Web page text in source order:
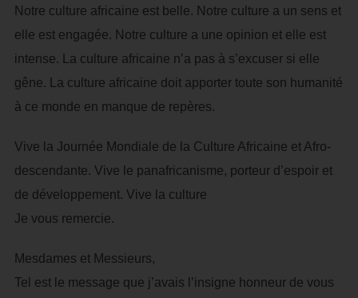
Notre culture africaine est belle. Notre culture a un sens et
elle est engagée. Notre culture a une opinion et elle est
intense. La culture africaine n’a pas à s’excuser si elle
gêne. La culture africaine doit apporter toute son humanité
à ce monde en manque de repères.
Vive la Journée Mondiale de la Culture Africaine et Afro-
descendante. Vive le panafricanisme, porteur d’espoir et
de développement. Vive la culture
Je vous remercie.
Mesdames et Messieurs,
Tel est le message que j’avais l’insigne honneur de vous